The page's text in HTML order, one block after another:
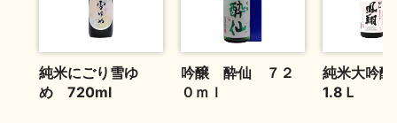
純米にごり雪ゆ
め 720ml
吟醸 酔仙 ７２
０ｍｌ
純米大吟
1.8Ｌ